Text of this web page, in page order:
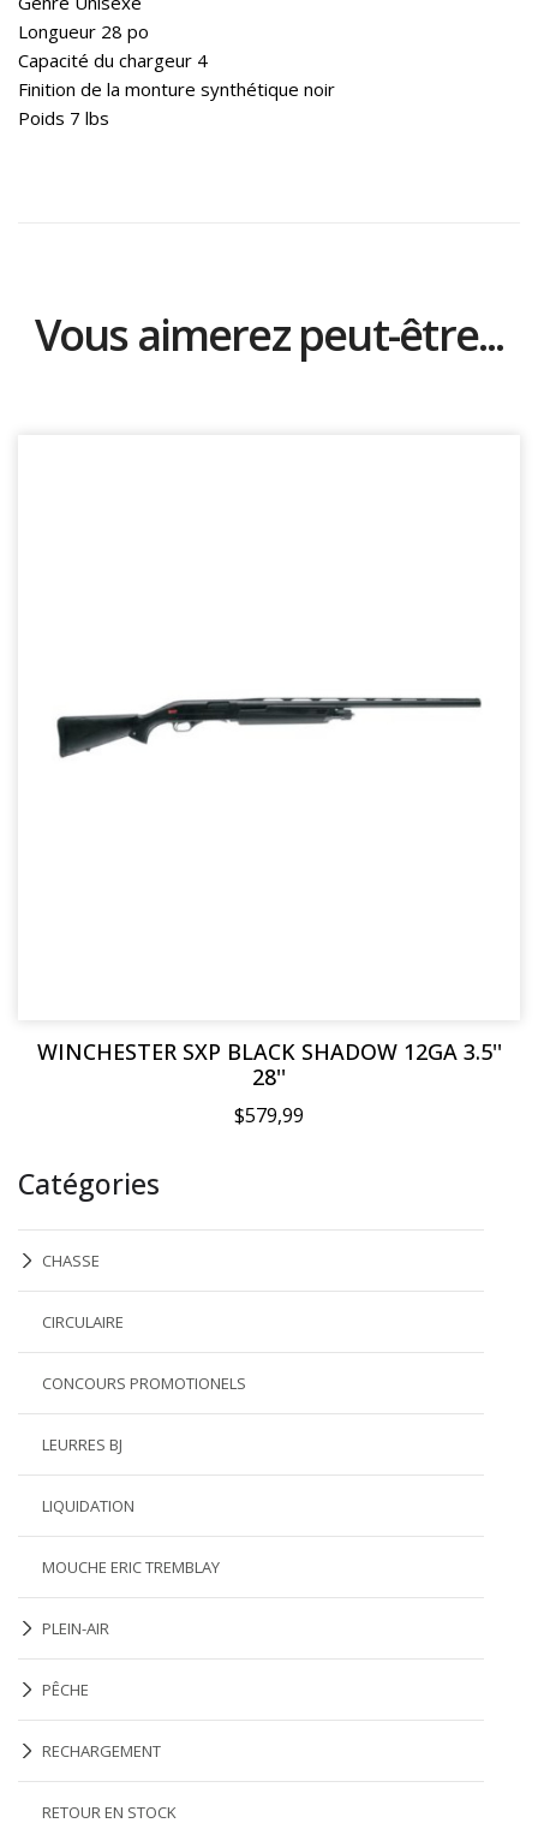
Catégories
CHASSE
CIRCULAIRE
CONCOURS PROMOTIONELS
LEURRES BJ
LIQUIDATION
MOUCHE ERIC TREMBLAY
PLEIN-AIR
PÊCHE
RECHARGEMENT
RETOUR EN STOCK
Longueur 28 po
Capacité du chargeur 4
Finition de la monture synthétique noir
Poids 7 lbs
Vous aimerez peut-être...
WINCHESTER SXP BLACK SHADOW 12GA 3.5''
28''
$579,99